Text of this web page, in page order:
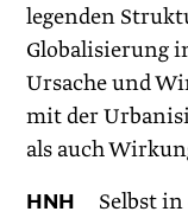
legenden
Globalisierung
Ursache und
mit der
als auch
HNH Selbst in